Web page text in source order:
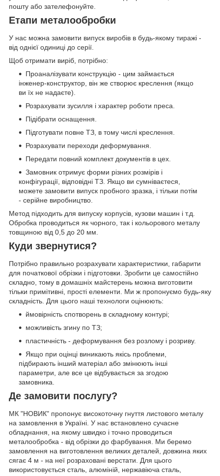
пошту або зателефонуйте.
Етапи металообробки
У нас можна замовити випуск виробів в будь-якому тиражі -
від однієї одиниці до серії.
Щоб отримати виріб, потрібно:
Проаналізувати конструкцію - цим займається
інженер-конструктор, він же створює креслення (якщо
ви їх не надаєте).
Розрахувати зусилля і характер роботи преса.
Підібрати оснащення.
Підготувати повне ТЗ, в тому числі креслення.
Розрахувати переходи деформування.
Передати повний комплект документів в цех.
Замовник отримує форми різних розмірів і
конфігурації, відповідні ТЗ. Якщо ви сумніваєтеся,
можете замовити випуск пробного зразка, і тільки потім
- серійне виробництво.
Метод підходить для випуску корпусів, кузови машин і т.д.
Обробка проводиться як чорного, так і кольорового металу
товщиною від 0,5 до 20 мм.
Куди звернутися?
Потрібно правильно розрахувати характеристики, габарити
для початкової обрізки і підготовки. Зробити це самостійно
складно, тому в домашніх майстерень можна виготовити
тільки примітивні, прості елементи. Ми ж пропонуємо будь-яку
складність. Для цього наші технологи оцінюють:
ймовірність спотворень в складному контурі;
можливість згину по ТЗ;
пластичність - деформування без розлому і розриву.
Якщо при оцінці виникають якісь проблеми,
підбирають інший матеріал або змінюють інші
параметри, але все це відбувається за згодою
замовника.
Де замовити послугу?
МК "НОВИК" пропонує високоточну гнуття листового металу
на замовлення в Україні. У нас встановлено сучасне
обладнання, на якому швидко і точно проводиться
металообробка - від обрізки до фарбування. Ми беремо
замовлення на виготовлення великих деталей, довжина яких
сягає 4 м - на неї розраховані верстати. Для цього
використовується сталь, алюміній, нержавіюча сталь,